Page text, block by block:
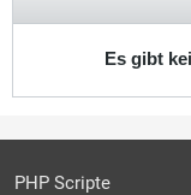
Es gibt
PHP Scripte